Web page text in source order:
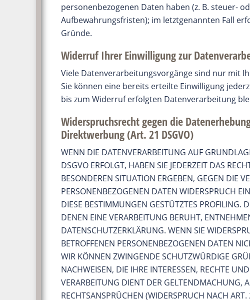
personenbezogenen Daten haben (z. B. steuer-
Aufbewahrungsfristen); im letztgenannten Fall
Gründe.
Widerruf Ihrer Einwilligung zur
Viele Datenverarbeitungsvorgänge sind nur mit
Sie können eine bereits erteilte Einwilligung
bis zum Widerruf erfolgten Datenverarbeitung
Widerspruchsrecht gegen die
Direktwerbung (Art. 21 DSGVO)
WENN DIE DATENVERARBEITUNG AUF
DSGVO ERFOLGT, HABEN SIE JEDERZEIT DAS
BESONDEREN SITUATION ERGEBEN, GEGEN DIE
PERSONENBEZOGENEN DATEN WIDERSPRUCH
DIESE BESTIMMUNGEN GESTÜTZTES PROFILING.
DENEN EINE VERARBEITUNG BERUHT,
DATENSCHUTZERKLÄRUNG. WENN SIE
BETROFFENEN PERSONENBEZOGENEN DATEN
WIR KÖNNEN ZWINGENDE SCHUTZWÜRDIGE
NACHWEISEN, DIE IHRE INTERESSEN, RECHTE
VERARBEITUNG DIENT DER GELTENDMACHUNG,
RECHTSANSPRÜCHEN (WIDERSPRUCH NACH